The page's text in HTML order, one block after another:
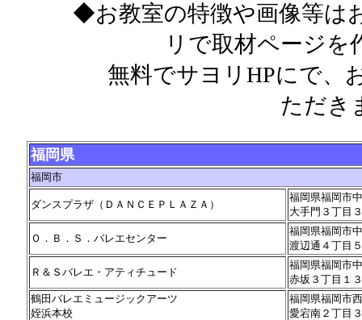
◆お教室の特徴や画像等は
リで取材ページを
無料でサヨリHPにで、
ただき
福岡県
福岡市
ダンスプラザ（ＤＡＮＣＥＰＬＡＺＡ）
福岡県福岡市
大手門３丁目
Ｏ．Ｂ．Ｓ．バレエセンター
福岡県福岡市
渡辺通４丁目
Ｒ＆Ｓバレエ・アティチュード
福岡県福岡市
赤坂３丁目１
鶴田バレエミュージックアーツ
姪浜本校
福岡県福岡市
愛宕南２丁目